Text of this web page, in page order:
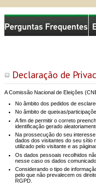
Declaração de
A Comissão Nacional de Eleições
No âmbito dos pedidos de
No âmbito de queixas/
A fim de permitir o correto
identificação gerado
Na prossecução do seu
dados dos visitantes do seu sítio
utilizado pelo visitante e as
Os dados pessoais recolhidos
nesse caso os dados
Considerando o tipo de
pelo que não prevalecem os
RGPD.
Comissão Nacional de Eleições